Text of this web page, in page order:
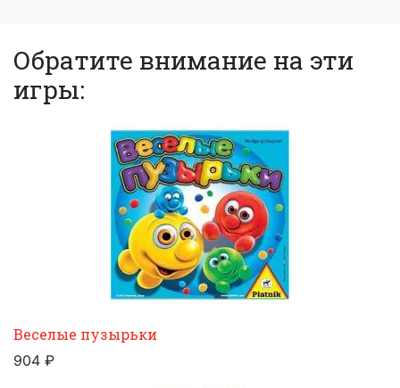
Обратите внимание на эти
игры:
Веселые пузырьки
904 ₽